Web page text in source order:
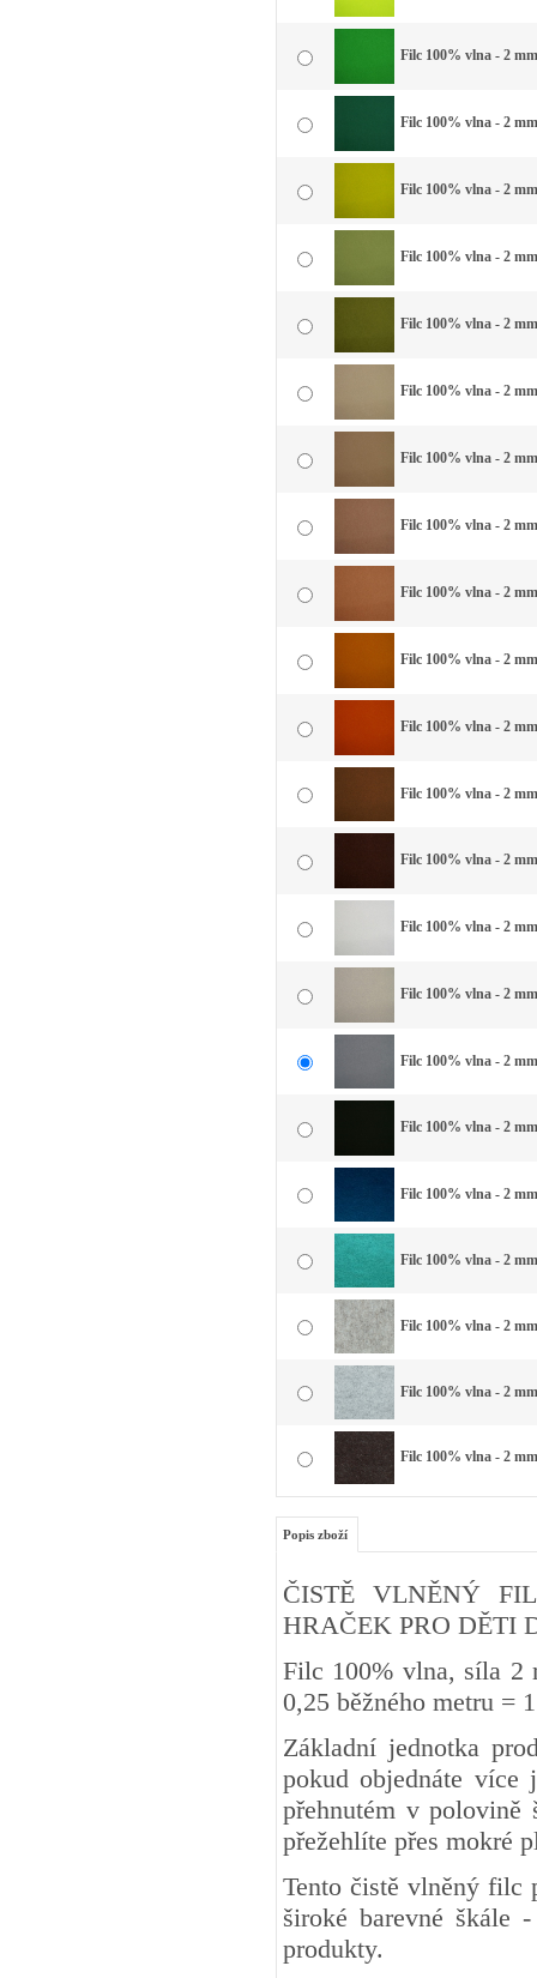
Filc 100% vlna - 2
Filc 100% vlna - 2
Filc 100% vlna - 2
Filc 100% vlna - 2
Filc 100% vlna - 2
Filc 100% vlna - 2
Filc 100% vlna - 2
Filc 100% vlna - 2
Filc 100% vlna - 2
Filc 100% vlna - 2
Filc 100% vlna - 2
Filc 100% vlna - 2
Filc 100% vlna - 2
Filc 100% vlna - 2
Filc 100% vlna - 2
Filc 100% vlna - 2
Filc 100% vlna - 2
Filc 100% vlna - 2
Filc 100% vlna - 2
Filc 100% vlna - 2
Filc 100% vlna - 2
Filc 100% vlna - 2
Popis zboží
ČISTĚ VLNĚNÝ
HRAČEK PRO DĚTI
Filc 100% vlna, síla 2
0,25 běžného metru
Základní jednotka
pokud objednáte více
přehnutém v
přežehlíte přes mokré
Tento čistě vlněný filc
široké barevné škále
produkty.